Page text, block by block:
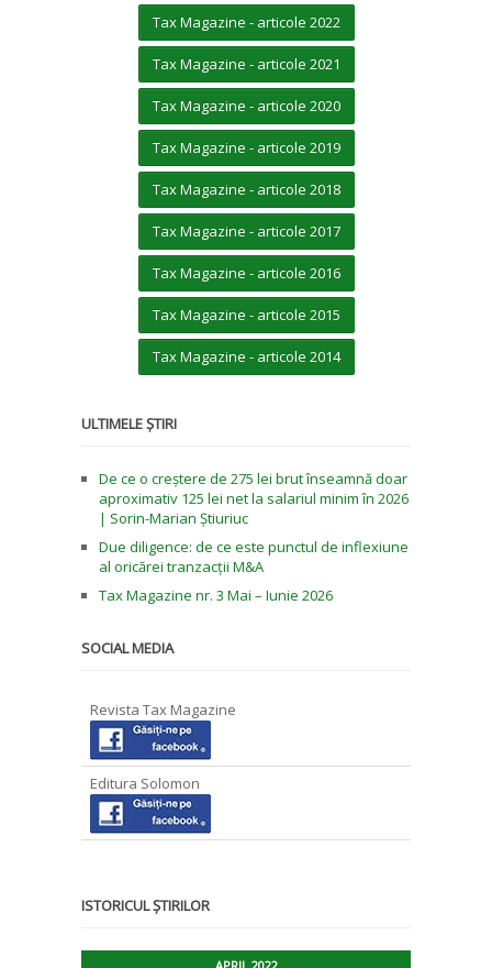
Tax Magazine - articole 2022
Tax Magazine - articole 2021
Tax Magazine - articole 2020
Tax Magazine - articole 2019
Tax Magazine - articole 2018
Tax Magazine - articole 2017
Tax Magazine - articole 2016
Tax Magazine - articole 2015
Tax Magazine - articole 2014
ULTIMELE ȘTIRI
De ce o creștere de 275 lei brut înseamnă doar
aproximativ 125 lei net la salariul minim în 2026
| Sorin-Marian Știuriuc
Due diligence: de ce este punctul de inflexiune
al oricărei tranzacții M&A
Tax Magazine nr. 3 Mai – Iunie 2026
SOCIAL MEDIA
Revista Tax Magazine
Editura Solomon
ISTORICUL ȘTIRILOR